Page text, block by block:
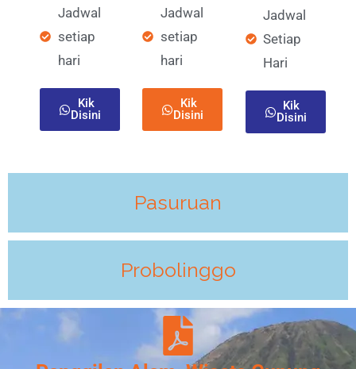
Pasuruan
Probolinggo
Jadwal
setiap
hari
Kik
Disini
Jadwal
setiap
hari
Kik
Disini
Jadwal
Setiap
Hari
Kik
Disini